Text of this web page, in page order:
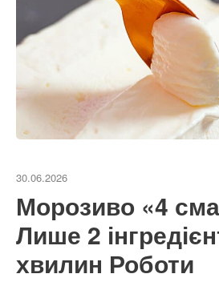
30.06.2026
Морозиво «4
Лише 2
хвилин Роботи